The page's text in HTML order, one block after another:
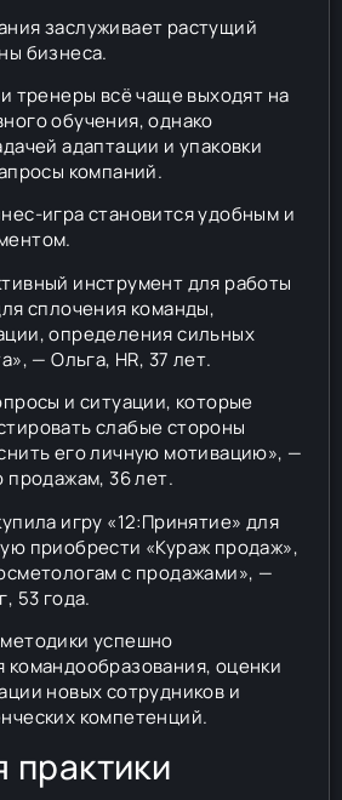
заслуживает растущий
бизнеса.
тренеры всё чаще выходят на
обучения, однако
адаптации и упаковки
компаний.
игра становится удобным и
инструмент для работы
сплочения команды,
определения сильных
— Ольга, HR, 37 лет.
и ситуации, которые
слабые стороны
его личную мотивацию», —
продажам, 36 лет.
игру «12:Принятие» для
приобрести «Кураж продаж»,
с продажами», —
53 года.
успешно
командообразования, оценки
новых сотрудников и
компетенций.
практики